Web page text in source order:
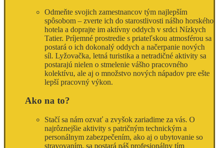
Odmeňte svojich zamestnancov tým najlepším
spôsobom – zverte ich do starostlivosti nášho horského
hotela a doprajte im aktívny oddych v srdci Nízkych
Tatier. Príjemné prostredie s priateľskou atmosférou sa
postará o ich dokonalý oddych a načerpanie nových
síl. Lyžovačka, letná turistika a netradičné aktivity sa
postarajú nielen o stmelenie vášho pracovného
kolektívu, ale aj o množstvo nových nápadov pre ešte
lepší pracovný výkon.
Ako na to?
Stačí sa nám ozvať a zvyšok zariadime za vás. O
najrôznejšie aktivity s patričným technickým a
personálnym zabezpečením, ako aj o ubytovanie so
stravovaním, sa postará náš profesionálny tím